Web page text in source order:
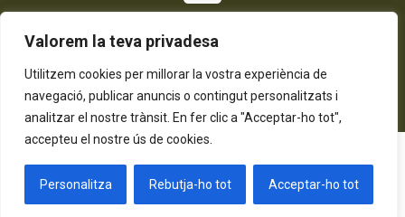
Valorem la teva privadesa
Utilitzem cookies per millorar la vostra experiència de
navegació, publicar anuncis o contingut personalitzats i
analitzar el nostre trànsit. En fer clic a "Acceptar-ho tot",
accepteu el nostre ús de cookies.
Personalitza Rebutja-ho tot Acceptar-ho tot
Política de Privadesa Política de Cookies